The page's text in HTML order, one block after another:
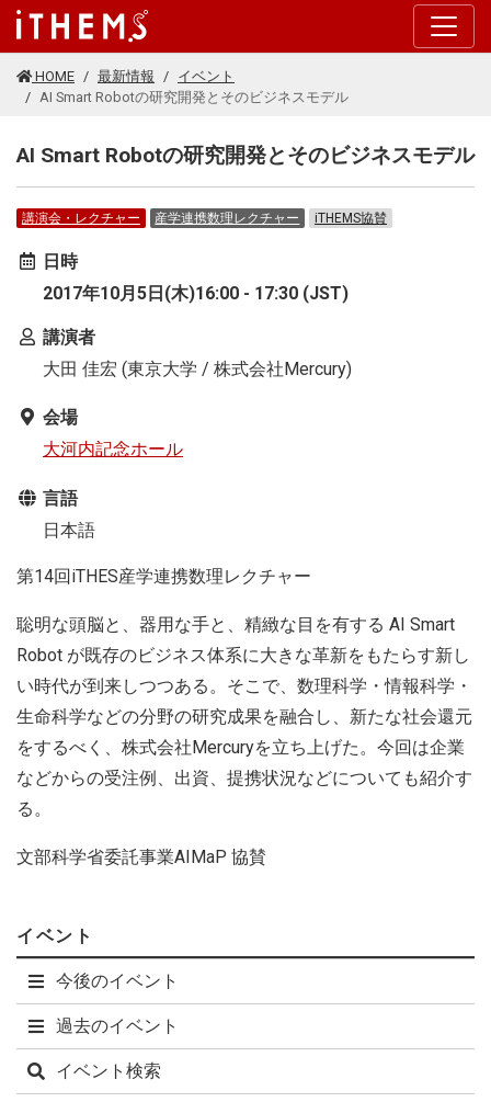
このページの本文に移動する
HOME 最新情報
イベント
AI Smart Robotの研究開発とそのビジネスモデル
AI Smart Robotの研究開発とそのビジネスモデル
講演会・レクチャー 産学連携数理レクチャー iTHEMS協賛
日時
2017年10月5日(木)16:00 - 17:30 (JST)
講演者
大田 佳宏 (東京大学 / 株式会社Mercury)
会場
大河内記念ホール
言語
日本語
第14回iTHES産学連携数理レクチャー
聡明な頭脳と、器用な手と、精緻な目を有する AI Smart
Robot が既存のビジネス体系に大きな革新をもたらす新し
い時代が到来しつつある。そこで、数理科学・情報科学・
生命科学などの分野の研究成果を融合し、新たな社会還元
をするべく、株式会社Mercuryを立ち上げた。今回は企業
などからの受注例、出資、提携状況などについても紹介す
る。
文部科学省委託事業AIMaP 協賛
イベント
今後のイベント
過去のイベント
イベント検索